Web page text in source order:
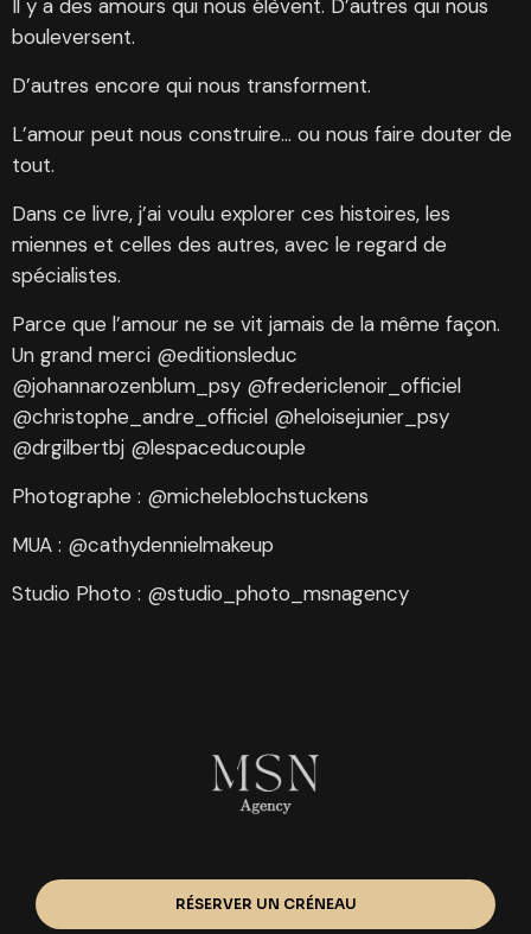
Il y a des amours qui nous élèvent. D’autres qui nous
bouleversent.
D’autres encore qui nous transforment.
L’amour peut nous construire… ou nous faire douter de
tout.
Dans ce livre, j’ai voulu explorer ces histoires, les
miennes et celles des autres, avec le regard de
spécialistes.
Parce que l’amour ne se vit jamais de la même façon.
Un grand merci @editionsleduc
@johannarozenblum_psy @fredericlenoir_officiel
@christophe_andre_officiel @heloisejunier_psy
@drgilbertbj @lespaceducouple
Photographe : @micheleblochstuckens
MUA : @cathydennielmakeup
Studio Photo : @studio_photo_msnagency
RÉSERVER UN CRÉNEAU